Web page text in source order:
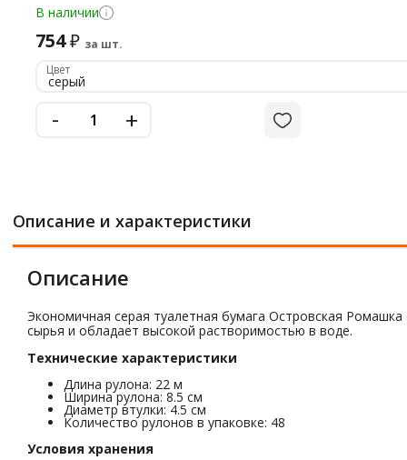
В наличии
754₽ за шт.
Цвет
серый
- +
Описание и характеристики
Описание
Экономичная серая туалетная бумага Островская
сырья и обладает высокой растворимостью в воде.
Технические характеристики
Длина рулона: 22 м
Ширина рулона: 8.5 см
Диаметр втулки: 4.5 см
Количество рулонов в упаковке: 48
Условия хранения